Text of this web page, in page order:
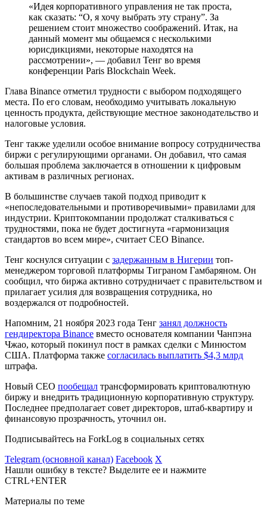
«Идея корпоративного управления не так проста,
как сказать: “О, я хочу выбрать эту страну”. За
решением стоит множество соображений. Итак, на
данный момент мы общаемся с несколькими
юрисдикциями, некоторые находятся на
рассмотрении», — добавил Тенг во время
конференции Paris Blockchain Week.
Глава Binance отметил трудности с выбором подходящего
места. По его словам, необходимо учитывать локальную
ценность продукта, действующие местное законодательство и
налоговые условия.
Тенг также уделили особое внимание вопросу сотрудничества
биржи с регулирующими органами. Он добавил, что самая
большая проблема заключается в отношении к цифровым
активам в различных регионах.
В большинстве случаев такой подход приводит к
«непоследовательными и противоречивыми» правилами для
индустрии. Криптокомпании продолжат сталкиваться с
трудностями, пока не будет достигнута «гармонизация
стандартов во всем мире», считает CEO Binance.
Тенг коснулся ситуации с задержанным в Нигерии топ-
менеджером торговой платформы Тиграном Гамбаряном. Он
сообщил, что биржа активно сотрудничает с правительством и
прилагает усилия для возвращения сотрудника, но
воздержался от подробностей.
Напомним, 21 ноября 2023 года Тенг занял должность
гендиректора Binance вместо основателя компании Чанпэна
Чжао, который покинул пост в рамках сделки с Минюстом
США. Платформа также согласилась выплатить $4,3 млрд
штрафа.
Новый CEO пообещал трансформировать криптовалютную
биржу и внедрить традиционную корпоративную структуру.
Последнее предполагает совет директоров, штаб-квартиру и
финансовую прозрачность, уточнил он.
Подписывайтесь на ForkLog в социальных сетях
Telegram (основной канал) Facebook X
Нашли ошибку в тексте? Выделите ее и нажмите
CTRL+ENTER
Материалы по теме